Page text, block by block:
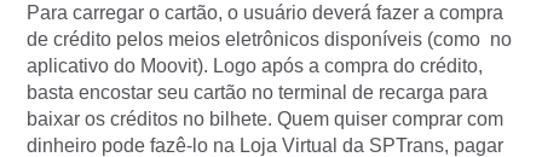
Para carregar o cartão, o usuário deverá fazer a compra
de crédito pelos meios eletrônicos disponíveis (como no
aplicativo do Moovit). Logo após a compra do crédito,
basta encostar seu cartão no terminal de recarga para
baixar os créditos no bilhete. Quem quiser comprar com
dinheiro pode fazê-lo na Loja Virtual da SPTrans, pagar